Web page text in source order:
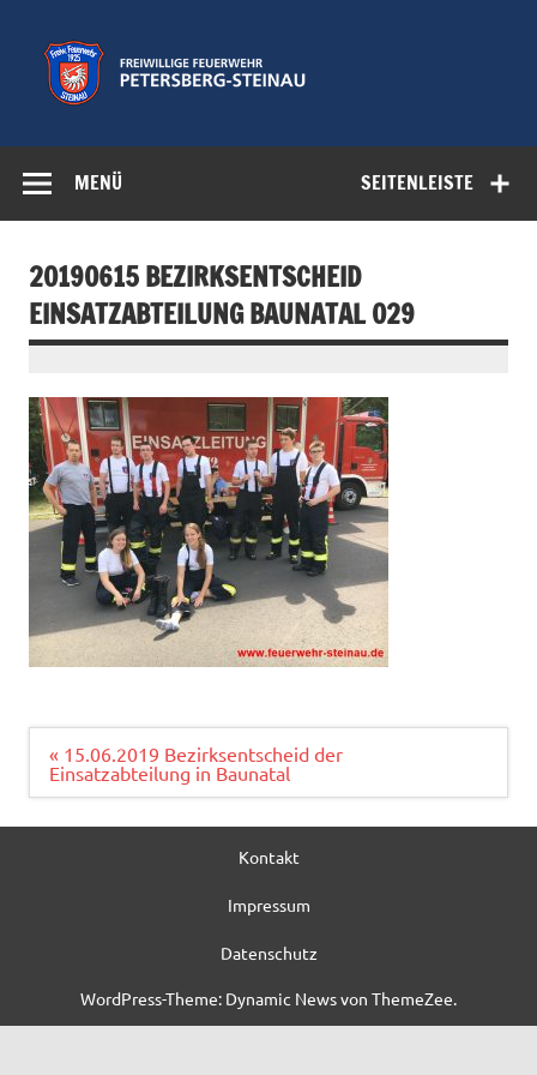
springen
Feuerwehr
Petersberg-
SEITENLEISTE
MENÜ
20190615 BEZIRKSENTSCHEID
EINSATZABTEILUNG BAUNATAL 029
Beitragsnavigation
« 15.06.2019 Bezirksentscheid der
Einsatzabteilung in Baunatal
Kontakt
Impressum
Datenschutz
WordPress-Theme: Dynamic News von ThemeZee.